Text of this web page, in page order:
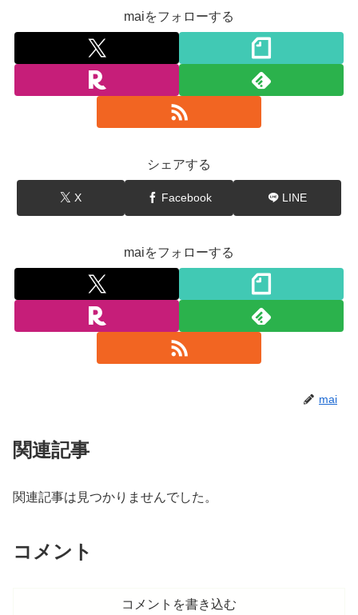
maiをフォローする
シェアする
X Facebook LINE
maiをフォローする
mai
関連記事
関連記事は見つかりませんでした。
コメント
コメントを書き込む